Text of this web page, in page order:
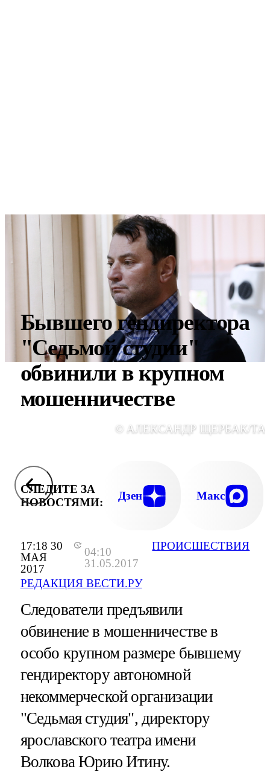
17:18 30
МАЯ
2017
04:10
31.05.2017
РЕДАКЦИЯ ВЕСТИ.РУ
ПРОИСШЕСТВИЯ
Бывшего гендиректора
"Седьмой студии"
обвинили в крупном
мошенничестве
© АЛЕКСАНДР ЩЕРБАК/
СЛЕДИТЕ ЗА
НОВОСТЯМИ:
Дзен Макс
Следователи предъявили
обвинение в мошенничестве в
особо крупном размере бывшему
гендиректору автономной
некоммерческой организации
"Седьмая студия", директору
ярославского театра имени
Волкова Юрию Итину.